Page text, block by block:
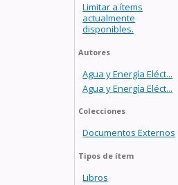
Limitar a ítems
actualmente
disponibles.
Autores
Agua y Energía Eléct...
Agua y Energía Eléct...
Colecciones
Documentos Externos
Tipos de ítem
Libros